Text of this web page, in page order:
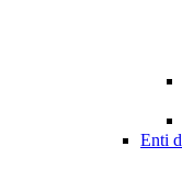
Enti